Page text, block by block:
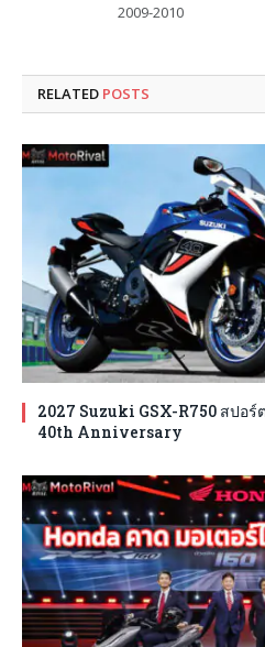
2009-2010
RELATED POSTS
2027 Suzuki GSX-R750 สปอร์
40th Anniversary